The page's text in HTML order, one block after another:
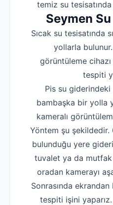
temiz su
Seymen Su
Sıcak su tesisatında
yollarla
görüntüleme cihazı
tespiti
Pis su
bambaşka bir yolla
kameralı
Yöntem şu şekildedir.
bulunduğu yere
tuvalet ya da
oradan kamerayı
Sonrasında
tespiti işini